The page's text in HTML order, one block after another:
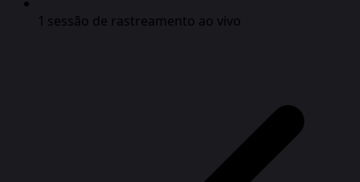
1 sessão de rastreamento ao vivo